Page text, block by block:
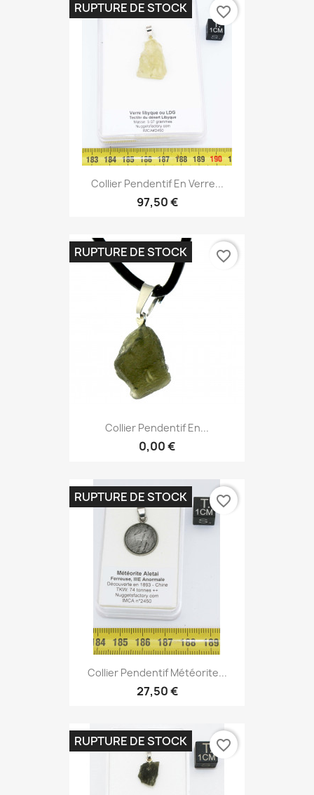
Collier Pendentif En Verre...
97,50 €
RUPTURE DE STOCK favorite_border
Collier Pendentif En...
0,00 €
RUPTURE DE STOCK favorite_border
Collier Pendentif Météorite...
27,50 €
RUPTURE DE STOCK favorite_border
RUPTURE DE STOCK favorite_border